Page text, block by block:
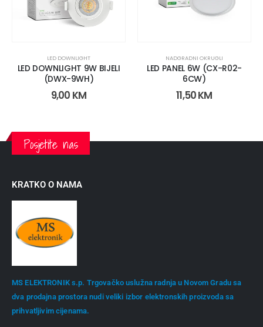
LED DOWNLIGHT
LED DOWNLIGHT 9W BIJELI
(DWX-9WH)
9,00 KM
NADGRADNI OKRUGLI
LED PANEL 6W (CX-R02-
6CW)
11,50KM
Posjetite nas
KRATKO O NAMA
MS ELEKTRONIK s.p. Trgovačko uslužna radnja u Novom Gradu sa
dva prodajna prostora nudi veliki izbor elektronskih proizvoda sa
prihvatljivim cijenama.